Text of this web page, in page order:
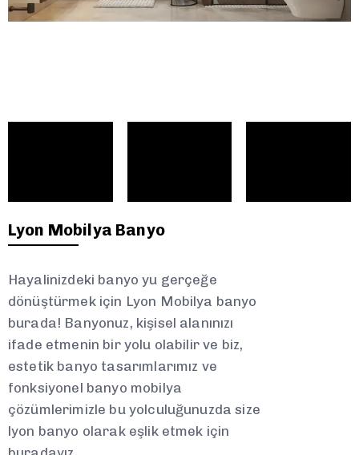
Lyon Mobilya Banyo
Hayalinizdeki banyo yu gerçeğe
dönüştürmek için Lyon Mobilya banyo
burada! Banyonuz, kişisel alanınızı
ifade etmenin bir yolu olabilir ve biz,
estetik banyo tasarımlarımız ve
fonksiyonel banyo mobilya
çözümlerimizle bu yolculuğunuzda size
lyon banyo olarak eşlik etmek için